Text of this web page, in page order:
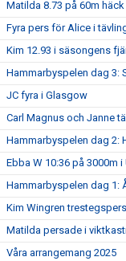
Matilda 8.73 på 60m
Fyra pers för Alice i
Kim 12.93 i säsongens
Hammarbyspelen dag 3:
JC fyra i Glasgow
Carl Magnus och Janne
Hammarbyspelen dag 2:
Ebba W 10:36 på 3000m i
Hammarbyspelen dag 1:
Kim Wingren
Matilda persade i
Våra arrangemang 2025